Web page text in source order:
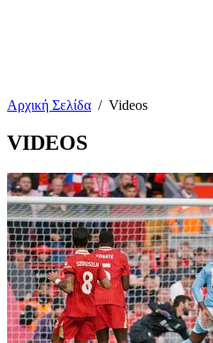
Αρχική Σελίδα / Videos
VIDEOS